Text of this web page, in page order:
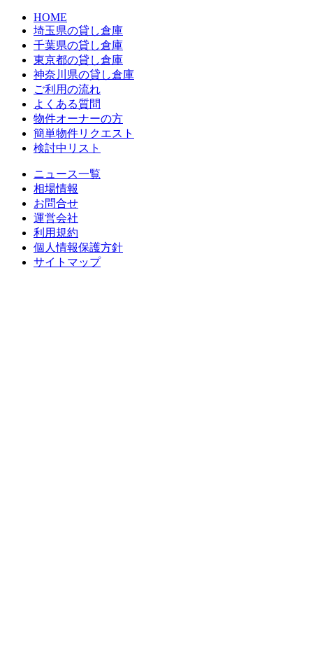
HOME
埼玉県の貸し倉庫
千葉県の貸し倉庫
東京都の貸し倉庫
神奈川県の貸し倉庫
ご利用の流れ
よくある質問
物件オーナーの方
簡単物件リクエスト
検討中リスト
ニュース一覧
相場情報
お問合せ
運営会社
利用規約
個人情報保護方針
サイトマップ